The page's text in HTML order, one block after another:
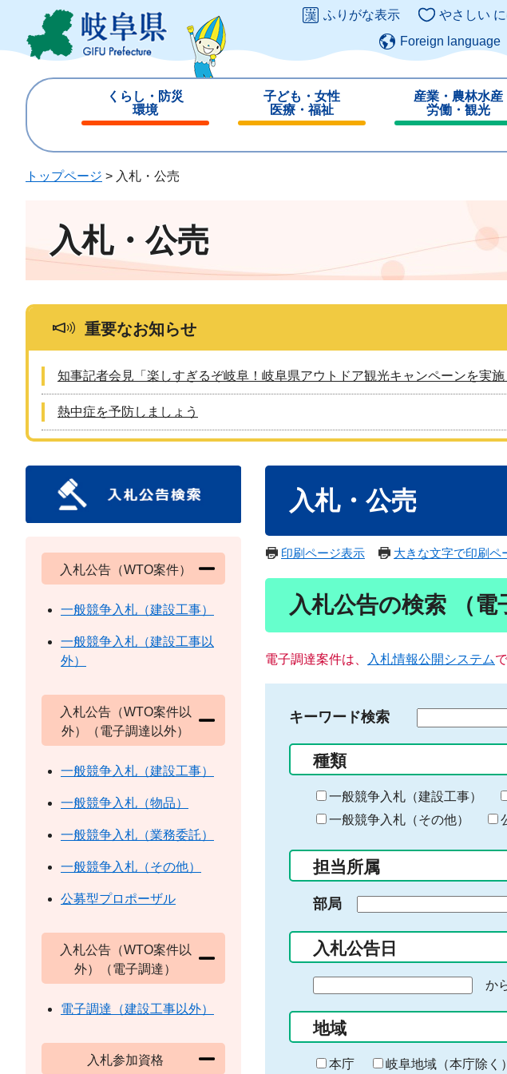
ジ
ュ
こ
ふりがな表示 やさしい
Foreign language
くらし・防災
環境
じ
子ども・女性
医療・福祉
じ
産業・農林水産
労働・観光
じ
トップページ > 入札・公売
入札・公売
重要なお知らせ
知事記者会見「楽しすぎるぞ岐阜！岐阜県アウトドア観光キャンペーンを実
熱中症を予防しましょう
入札・公売
印刷ページ表示 大きな文字で印刷ペ
入札公告の検索 （電
電子調達案件は、 入札情報公開システム
キーワード検索
る
キ
ー
ー
入
力
種類
一般競争入札（建設工事）
一般競争入札（その他）
担当所属
部局
入札公告日
の
始
ま
か
地域
本庁 岐阜地域（本庁除く）
入札公告（WTO案件）
一般競争入札（建設工事）
一般競争入札（建設工事以
外）
入札公告（WTO案件以
外）（電子調達以外）
一般競争入札（建設工事）
一般競争入札（物品）
一般競争入札（業務委託）
一般競争入札（その他）
公募型プロポーザル
入札公告（WTO案件以
外）（電子調達）
電子調達（建設工事以外）
入札参加資格